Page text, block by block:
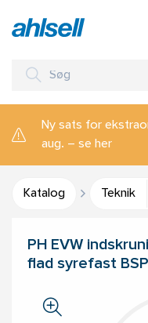
Ny sats for
aug. – se her
Katalog Teknik
PH EVW
flad syrefast